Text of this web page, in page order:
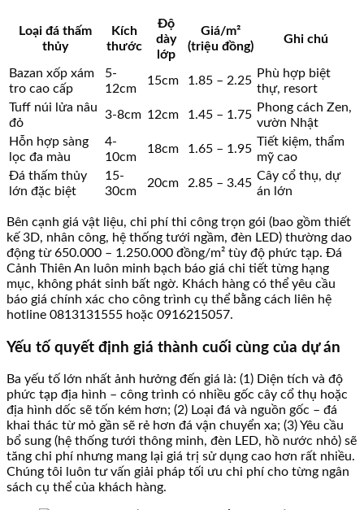
Loại đá thấm
thủy
Kích
thước
Độ
dày
lớp
Giá/m²
(triệu đồng)
Ghi chú
Bazan xốp xám
tro cao cấp
5-
12cm
15cm 1.85 – 2.25
Phù hợp biệt
thự, resort
Tuff núi lửa nâu
đỏ
3-8cm 12cm 1.45 – 1.75
Phong cách Zen,
vườn Nhật
Hỗn hợp sàng
lọc đa màu
4-
10cm
18cm 1.65 – 1.95
Tiết kiệm, thẩm
mỹ cao
Đá thấm thủy
lớn đặc biệt
15-
30cm
20cm 2.85 – 3.45
Cây cổ thụ, dự
án lớn
Bên cạnh giá vật liệu, chi phí thi công trọn gói (bao gồm thiết
kế 3D, nhân công, hệ thống tưới ngầm, đèn LED) thường dao
động từ 650.000 – 1.250.000 đồng/m² tùy độ phức tạp. Đá
Cảnh Thiên An luôn minh bạch báo giá chi tiết từng hạng
mục, không phát sinh bất ngờ. Khách hàng có thể yêu cầu
báo giá chính xác cho công trình cụ thể bằng cách liên hệ
hotline 0813131555 hoặc 0916215057.
Yếu tố quyết định giá thành cuối cùng của dự án
Ba yếu tố lớn nhất ảnh hưởng đến giá là: (1) Diện tích và độ
phức tạp địa hình – công trình có nhiều gốc cây cổ thụ hoặc
địa hình dốc sẽ tốn kém hơn; (2) Loại đá và nguồn gốc – đá
khai thác từ mỏ gần sẽ rẻ hơn đá vận chuyển xa; (3) Yêu cầu
bổ sung (hệ thống tưới thông minh, đèn LED, hồ nước nhỏ) sẽ
tăng chi phí nhưng mang lại giá trị sử dụng cao hơn rất nhiều.
Chúng tôi luôn tư vấn giải pháp tối ưu chi phí cho từng ngân
sách cụ thể của khách hàng.